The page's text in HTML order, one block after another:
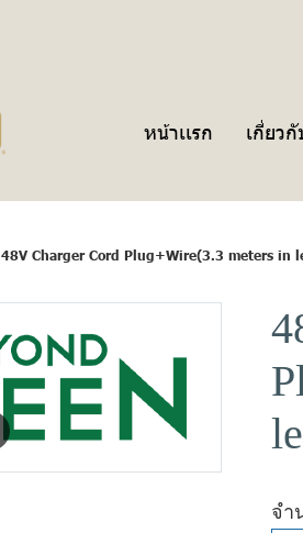
หน้าเเรก เกี่ยวกั
48V Charger Cord Plug+Wire(3.3 meters in
จำ